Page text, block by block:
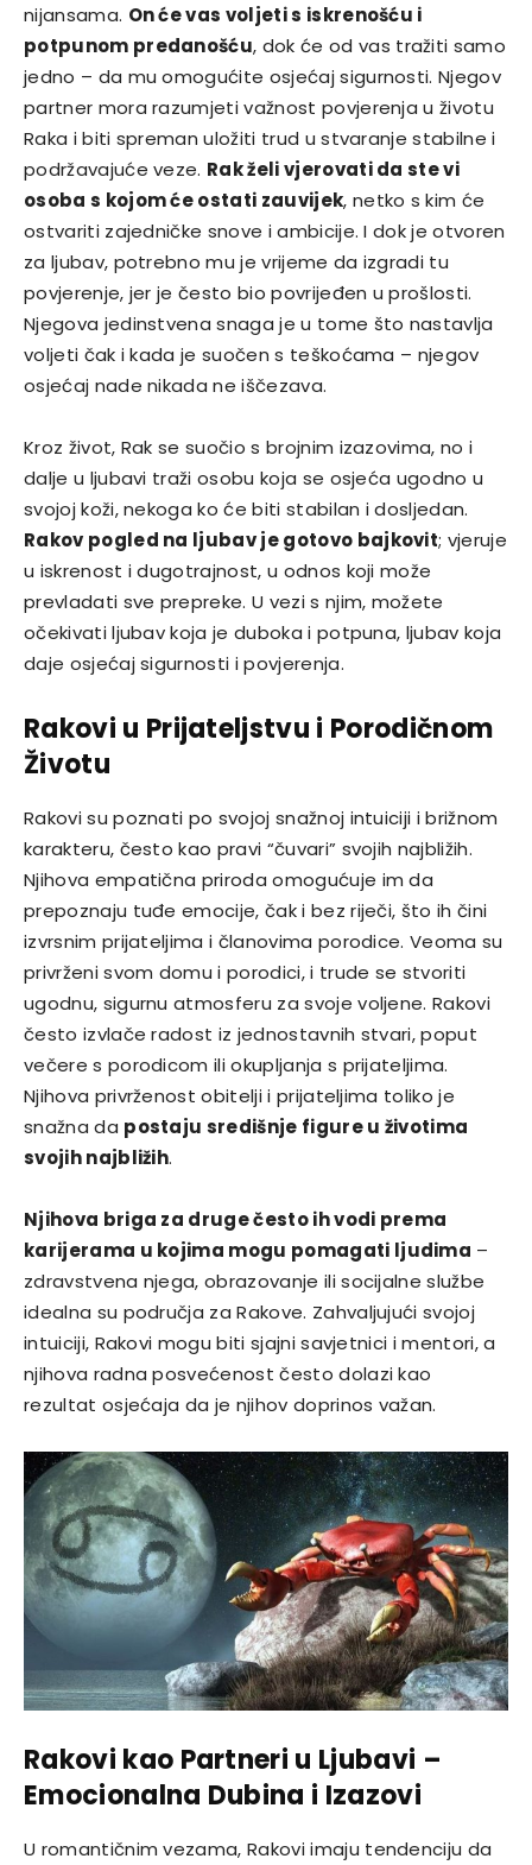
nijansama. On će vas voljeti s iskrenošću i
potpunom predanošću, dok će od vas tražiti samo
jedno – da mu omogućite osjećaj sigurnosti. Njegov
partner mora razumjeti važnost povjerenja u životu
Raka i biti spreman uložiti trud u stvaranje stabilne i
podržavajuće veze. Rak želi vjerovati da ste vi
osoba s kojom će ostati zauvijek, netko s kim će
ostvariti zajedničke snove i ambicije. I dok je otvoren
za ljubav, potrebno mu je vrijeme da izgradi tu
povjerenje, jer je često bio povrijeđen u prošlosti.
Njegova jedinstvena snaga je u tome što nastavlja
voljeti čak i kada je suočen s teškoćama – njegov
osjećaj nade nikada ne iščezava.
Kroz život, Rak se suočio s brojnim izazovima, no i
dalje u ljubavi traži osobu koja se osjeća ugodno u
svojoj koži, nekoga ko će biti stabilan i dosljedan.
Rakov pogled na ljubav je gotovo bajkovit; vjeruje
u iskrenost i dugotrajnost, u odnos koji može
prevladati sve prepreke. U vezi s njim, možete
očekivati ljubav koja je duboka i potpuna, ljubav koja
daje osjećaj sigurnosti i povjerenja.
Rakovi u Prijateljstvu i Porodičnom
Životu
Rakovi su poznati po svojoj snažnoj intuiciji i brižnom
karakteru, često kao pravi “čuvari” svojih najbližih.
Njihova empatična priroda omogućuje im da
prepoznaju tuđe emocije, čak i bez riječi, što ih čini
izvrsnim prijateljima i članovima porodice. Veoma su
privrženi svom domu i porodici, i trude se stvoriti
ugodnu, sigurnu atmosferu za svoje voljene. Rakovi
često izvlače radost iz jednostavnih stvari, poput
večere s porodicom ili okupljanja s prijateljima.
Njihova privrženost obitelji i prijateljima toliko je
snažna da postaju središnje figure u životima
svojih najbližih.
Njihova briga za druge često ih vodi prema
karijerama u kojima mogu pomagati ljudima –
zdravstvena njega, obrazovanje ili socijalne službe
idealna su područja za Rakove. Zahvaljujući svojoj
intuiciji, Rakovi mogu biti sjajni savjetnici i mentori, a
njihova radna posvećenost često dolazi kao
rezultat osjećaja da je njihov doprinos važan.
Rakovi kao Partneri u Ljubavi –
Emocionalna Dubina i Izazovi
U romantičnim vezama, Rakovi imaju tendenciju da